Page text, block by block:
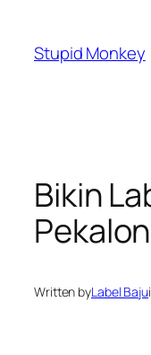
content
Stupid Monkey
Bikin
Written byLabel Baju